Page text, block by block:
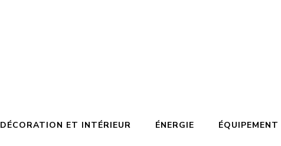
DÉCORATION ET INTÉRIEUR ÉNERGIE ÉQUIPEMENT